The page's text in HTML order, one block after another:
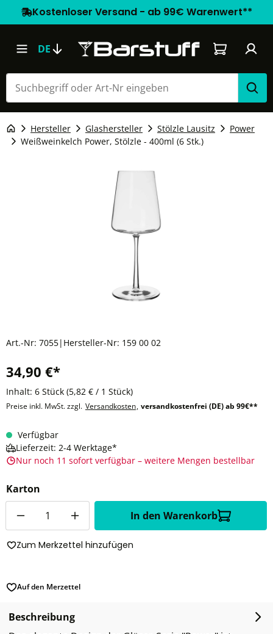
Kostenloser Versand - ab 99€ Warenwert**
DE Warenkorb
Hersteller Glashersteller Stölzle Lausitz
Power
Weißweinkelch Power, Stölzle - 400ml (6 Stk.)
Art.-Nr: 7055| Hersteller-Nr: 159 00 02
34,90 €*
Inhalt: 6 Stück (5,82 € / 1 Stück)
Preise inkl. MwSt. zzgl. Versandkosten, versandkostenfrei (DE) ab 99€**
Verfügbar
Lieferzeit: 2-4 Werktage*
Nur noch 11 sofort verfügbar – weitere Mengen bestellbar
Karton
In den Warenkorb
Zum Merkzettel hinzufügen
Auf den Merzettel
Beschreibung